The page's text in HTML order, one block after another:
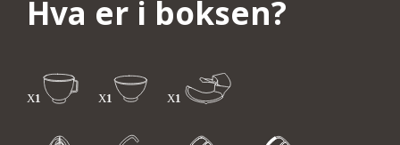
Hva er i boksen?